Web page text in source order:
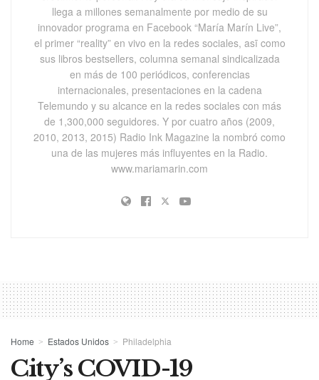
llega a millones semanalmente por medio de su
innovador programa en Facebook “María Marín Live”,
el primer “reality” en vivo en la redes sociales, asī como
sus libros bestsellers, columna semanal sindicalizada
en más de 100 periódicos, conferencias
internacionales, presentaciones en la cadena
Telemundo y su alcance en la redes sociales con más
de 1,300,000 seguidores. Y por cuatro años (2009,
2010, 2013, 2015) Radio Ink Magazine la nombró como
una de las mujeres más influyentes en la Radio.
www.mariamarin.com
Home Estados Unidos Philadelphia
City’s COVID-19